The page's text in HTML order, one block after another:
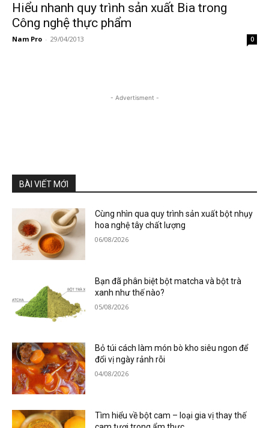
Hiểu nhanh quy trình sản xuất Bia trong
Công nghệ thực phẩm
Nam Pro - 29/04/2013 0
- Advertisment -
BÀI VIẾT MỚI
Cùng nhìn qua quy trình sản xuất bột nhụy
hoa nghệ tây chất lượng
06/08/2026
Bạn đã phân biệt bột matcha và bột trà
xanh như thế nào?
05/08/2026
Bỏ túi cách làm món bò kho siêu ngon để
đổi vị ngày rảnh rỗi
04/08/2026
Tìm hiểu về bột cam – loại gia vị thay thế